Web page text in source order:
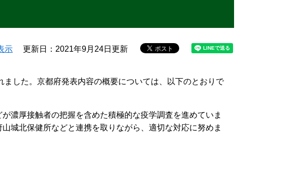
示 更新日：2021年9月24日更新
した。京都府発表内容の概要については、以下のとおりで
濃厚接触者の把握を含めた積極的な疫学調査を進めていま
城北保健所などと連携を取りながら、適切な対応に努めま